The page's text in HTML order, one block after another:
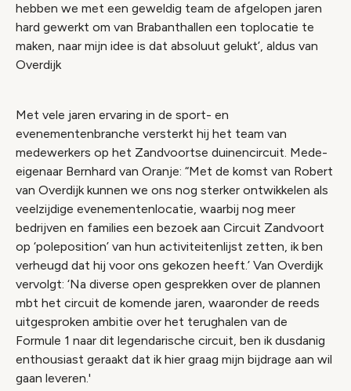
hebben we met een geweldig team de afgelopen jaren
hard gewerkt om van Brabanthallen een toplocatie te
maken, naar mijn idee is dat absoluut gelukt’, aldus van
Overdijk
Met vele jaren ervaring in de sport- en
evenementenbranche versterkt hij het team van
medewerkers op het Zandvoortse duinencircuit. Mede-
eigenaar Bernhard van Oranje: “Met de komst van Robert
van Overdijk kunnen we ons nog sterker ontwikkelen als
veelzijdige evenementenlocatie, waarbij nog meer
bedrijven en families een bezoek aan Circuit Zandvoort
op ‘poleposition’ van hun activiteitenlijst zetten, ik ben
verheugd dat hij voor ons gekozen heeft.’ Van Overdijk
vervolgt: ‘Na diverse open gesprekken over de plannen
mbt het circuit de komende jaren, waaronder de reeds
uitgesproken ambitie over het terughalen van de
Formule 1 naar dit legendarische circuit, ben ik dusdanig
enthousiast geraakt dat ik hier graag mijn bijdrage aan wil
gaan leveren.'